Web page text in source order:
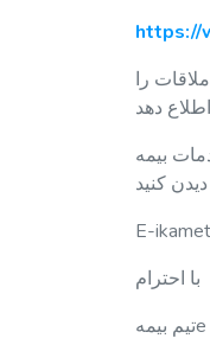
https://
را
بیمه
E-
با احترام
تیم بیمهe